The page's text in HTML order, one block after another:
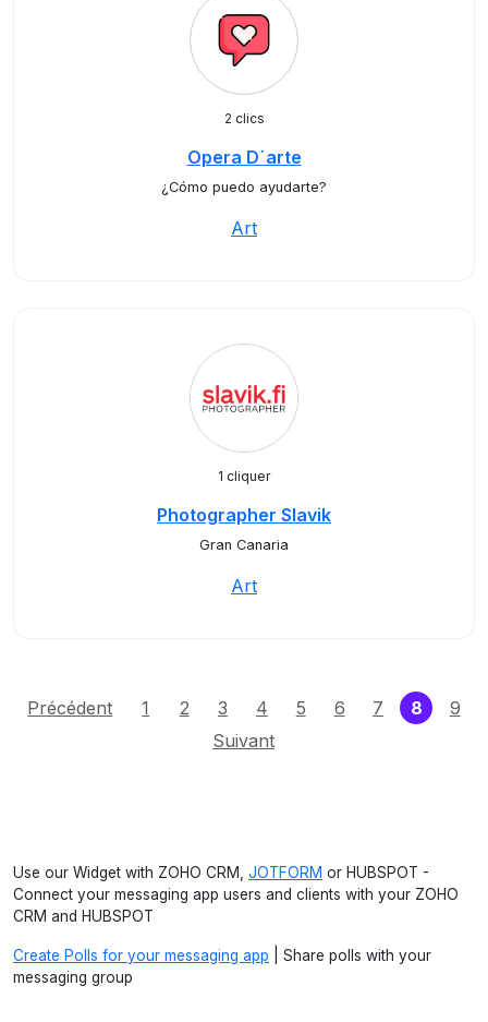
2 clics
Opera D´arte
¿Cómo puedo ayudarte?
Art
1 cliquer
Photographer Slavik
Gran Canaria
Art
Précédent 1 2 3 4 5 6 7 8
9
Suivant
Use our Widget with ZOHO CRM, JOTFORM or HUBSPOT -
Connect your messaging app users and clients with your ZOHO
CRM and HUBSPOT
Create Polls for your messaging app | Share polls with your
messaging group